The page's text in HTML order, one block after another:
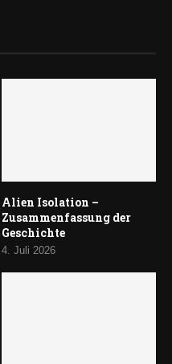
Alien Isolation –
Zusammenfassung der
Geschichte
4. Juli 2026